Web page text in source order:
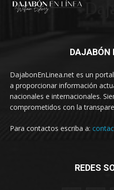
DAJABÓN
DajabonEnLinea.net es un
a proporcionar información
nacionales e internacionales.
comprometidos con la
Para contactos escriba a:
REDES